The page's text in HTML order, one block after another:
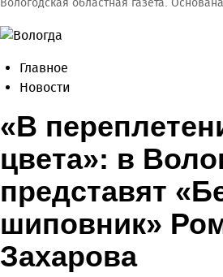
Вологодская областная газета.
Главное
Новости
«В
цвета»: в
представят
шиповник»
Захарова